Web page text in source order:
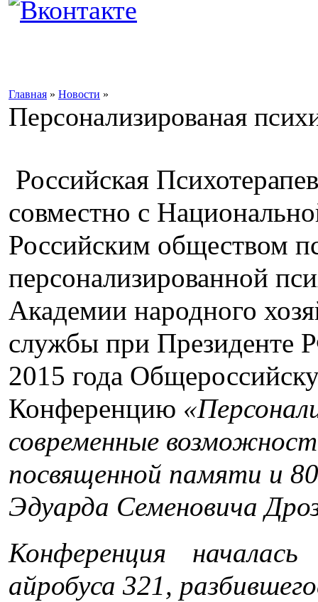
Главная » Новости »
Персонализированая
Российская
совместно с
Российским обществом
персонализированной
Академии народного
службы при
2015 года
Конференцию
современные
посвященной памяти и
Эдуарда Семеновича
Конференция
айробуса 321,